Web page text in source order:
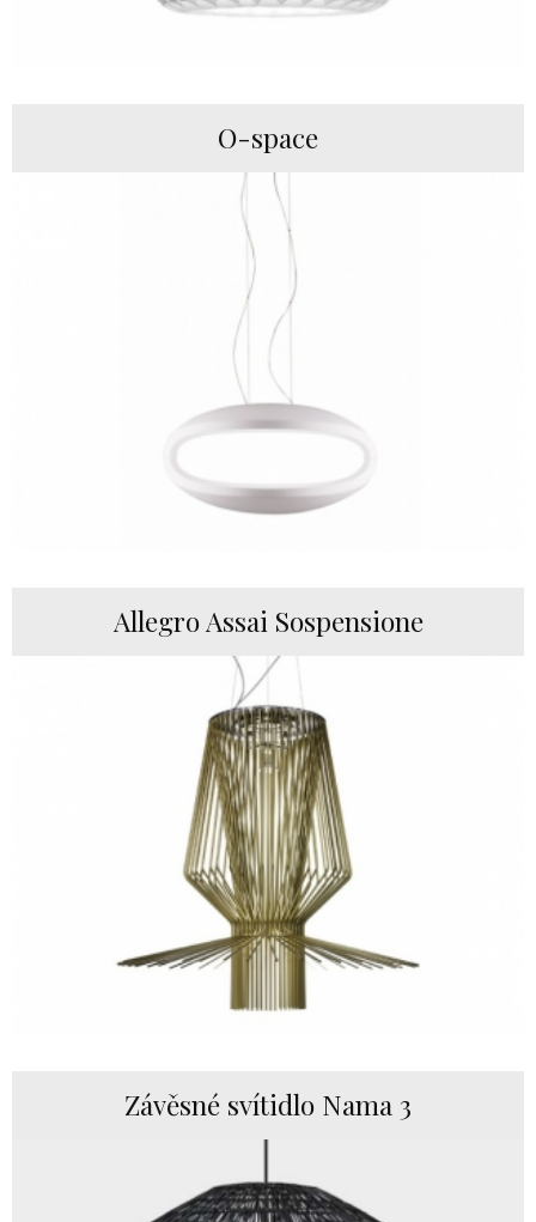
O-space
Allegro Assai Sospensione
Závěsné svítidlo Nama 3